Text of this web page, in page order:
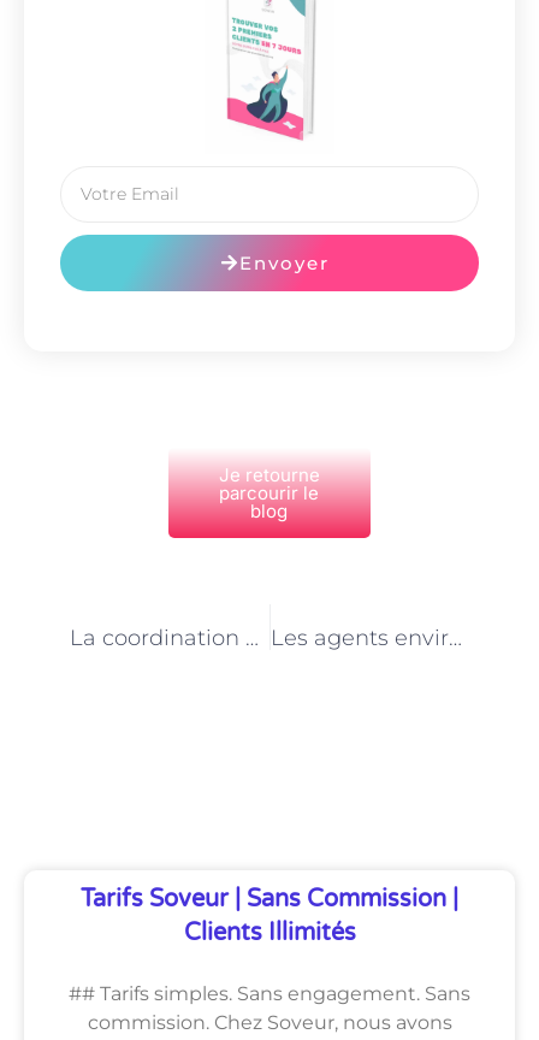
Envoyer
Je retourne
parcourir le
blog
La coordination des actions environnementales à Paris : le rôle des agents environnementalistes Les agents environnementalistes de Paris au service de l’agriculture urbaine
Tarifs Soveur | Sans Commission |
Clients Illimités
## Tarifs simples. Sans engagement. Sans
commission. Chez Soveur, nous avons